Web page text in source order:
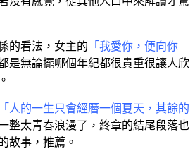
的看法，女主的 「我愛你，便向你
是無論擺哪個年紀都很貴重很讓人欣
「人的一生只會經曆一個夏天，其餘的
整太青春浪漫了，終章的結尾段落也
故事，推薦。